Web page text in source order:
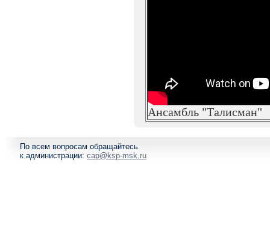
Ансамбль "Талисман"
По всем вопросам обращайтесь
к администрации: cap@ksp-msk.ru